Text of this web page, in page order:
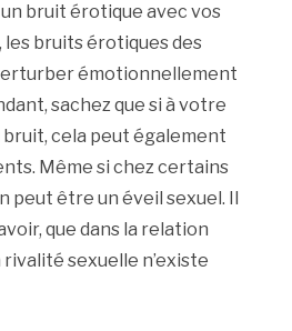
bruit érotique avec vos
les bruits érotiques des
émotionnellement
sachez que si à votre
bruit, cela peut également
Même si chez certains
peut être un éveil sexuel. Il
que dans la relation
sexuelle n’existe